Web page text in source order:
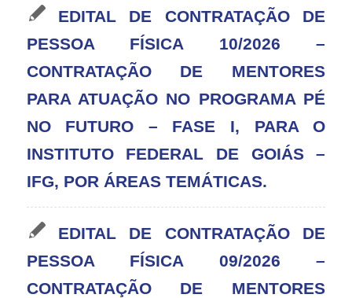
EDITAL DE CONTRATAÇÃO DE
PESSOA FÍSICA 10/2026 –
CONTRATAÇÃO DE MENTORES
PARA ATUAÇÃO NO PROGRAMA PÉ
NO FUTURO – FASE I, PARA O
INSTITUTO FEDERAL DE GOIÁS –
IFG, POR ÁREAS TEMÁTICAS.
EDITAL DE CONTRATAÇÃO DE
PESSOA FÍSICA 09/2026 –
CONTRATAÇÃO DE MENTORES